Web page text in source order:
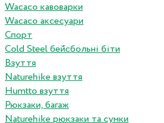
Wacaco кавоварки
Wacaco аксесуари
Спорт
Cold Steel бейсбольні біти
Взуття
Naturehike взуття
Humtto взуття
Рюкзаки, багаж
Naturehike рюкзаки та сумки